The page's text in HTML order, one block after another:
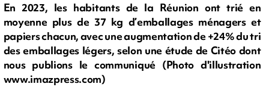
En 2023, les habitants de la Réunion ont trié en
moyenne plus de 37 kg d’emballages ménagers et
papiers chacun, avec une augmentation de +24% du tri
des emballages légers, selon une étude de Citéo dont
nous publions le communiqué (Photo d'illustration
www.imazpress.com)